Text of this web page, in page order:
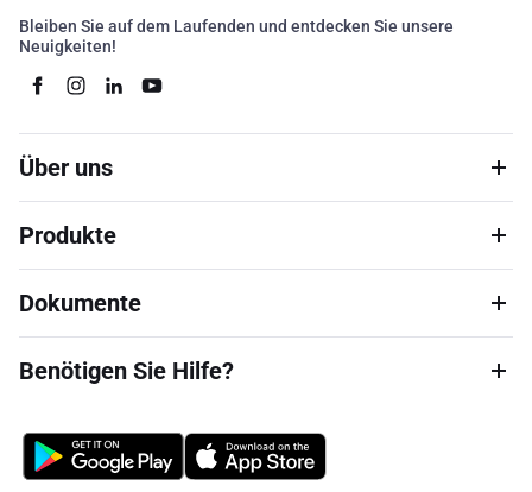
Bleiben Sie auf dem Laufenden und entdecken Sie unsere
Neuigkeiten!
Über uns
Produkte
Dokumente
Benötigen Sie Hilfe?